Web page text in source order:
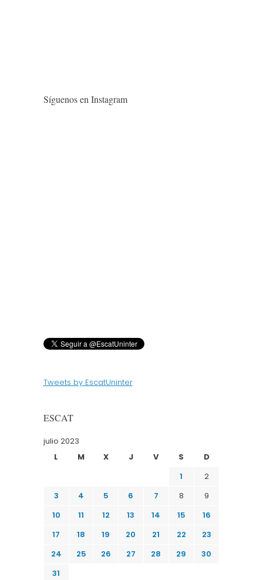
Síguenos en Instagram
Tweets by EscatUninter
ESCAT
julio 2023
L
M X J V S
D
1
2
3
4 5 6 7 8
9
10
11 12 13 14 15
16
17
18 19 20 21 22
23
24
25 26 27 28 29
30
31